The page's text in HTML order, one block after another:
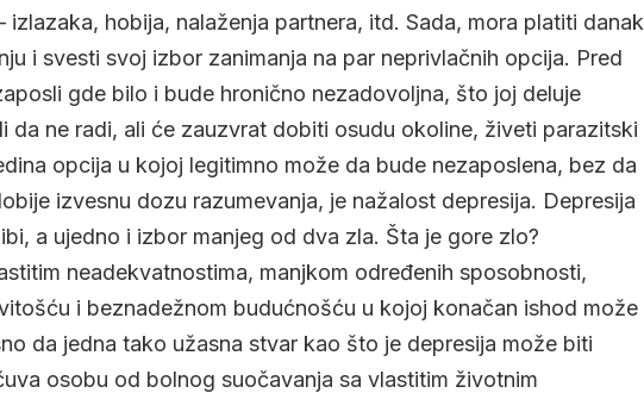
izlazaka, hobija, nalaženja partnera, itd. Sada, mora platiti danak
i svesti svoj izbor zanimanja na par neprivlačnih opcija. Pred
gde bilo i bude hronično nezadovoljna, što joj deluje
da ne radi, ali će zauzvrat dobiti osudu okoline, živeti parazitski
opcija u kojoj legitimno može da bude nezaposlena, bez da
izvesnu dozu razumevanja, je nažalost depresija. Depresija
a ujedno i izbor manjeg od dva zla. Šta je gore zlo?
neadekvatnostima, manjkom određenih sposobnosti,
i beznadežnom budućnošću u kojoj konačan ishod može
da jedna tako užasna stvar kao što je depresija može biti
osobu od bolnog suočavanja sa vlastitim životnim